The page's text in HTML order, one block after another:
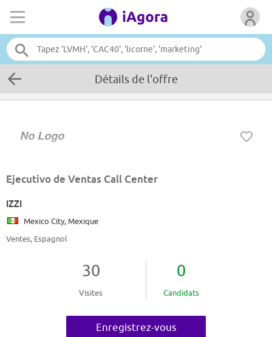
Détails de l'offre
Ejecutivo de Ventas Call Center
IZZI
Mexico City, Mexique
Ventes, Espagnol
30
Visites
0
Candidats
Enregistrez-vous